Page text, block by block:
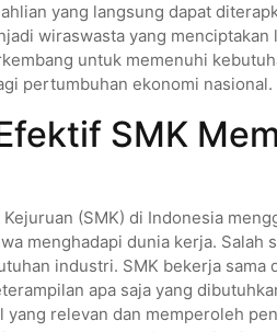
yang langsung dapat
wiraswasta yang
untuk memenuhi
pertumbuhan ekonomi nasional.
SMK
(SMK) di Indonesia
menghadapi dunia kerja.
industri. SMK bekerja sama
apa saja yang
yang relevan dan memperoleh